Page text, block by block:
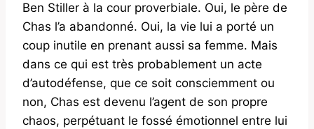
Ben Stiller à la cour proverbiale. Oui, le père de
Chas l’a abandonné. Oui, la vie lui a porté un
coup inutile en prenant aussi sa femme. Mais
dans ce qui est très probablement un acte
d’autodéfense, que ce soit consciemment ou
non, Chas est devenu l’agent de son propre
chaos, perpétuant le fossé émotionnel entre lui